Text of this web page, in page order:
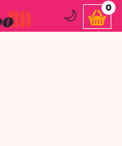
🌙
0